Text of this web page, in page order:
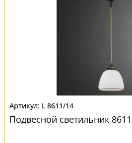
L 8611/14
Подвесной светильник